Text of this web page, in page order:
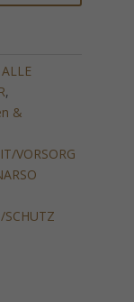
ALLE
,
&
VORSORG
SCHUTZ